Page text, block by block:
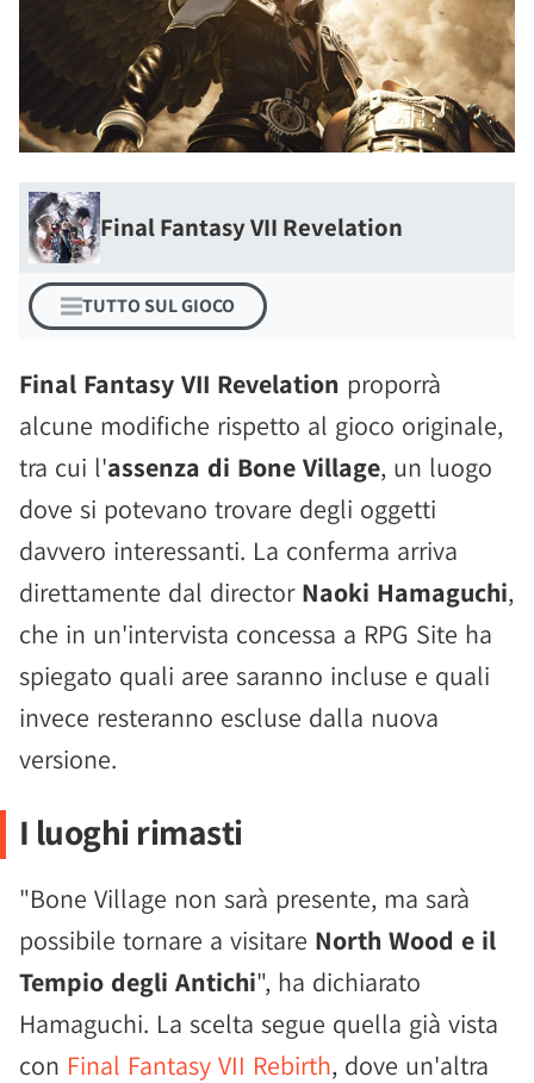
Final Fantasy VII Revelation
TUTTO SUL GIOCO
Final Fantasy VII Revelation proporrà
alcune modifiche rispetto al gioco originale,
tra cui l'assenza di Bone Village, un luogo
dove si potevano trovare degli oggetti
davvero interessanti. La conferma arriva
direttamente dal director Naoki Hamaguchi,
che in un'intervista concessa a RPG Site ha
spiegato quali aree saranno incluse e quali
invece resteranno escluse dalla nuova
versione.
I luoghi rimasti
"Bone Village non sarà presente, ma sarà
possibile tornare a visitare North Wood e il
Tempio degli Antichi", ha dichiarato
Hamaguchi. La scelta segue quella già vista
con Final Fantasy VII Rebirth, dove un'altra